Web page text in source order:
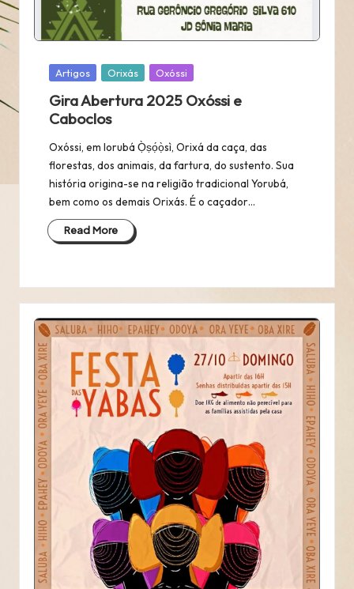
Posted
Artigos Orixás Oxóssi
Gira Abertura 2025 Oxóssi e
Caboclos
Oxóssi, em Iorubá Ọ̀ṣọ́ọ̀sì, Orixá da caça, das
florestas, dos animais, da fartura, do sustento. Sua
história origina-se na religião tradicional Yorubá,
bem como os demais Orixás. É o caçador…
Read More